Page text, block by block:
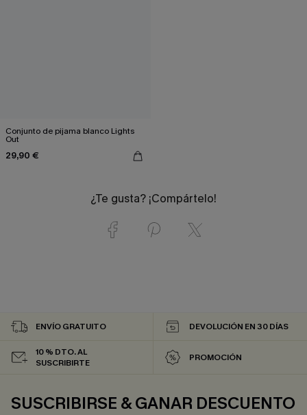
Conjunto de pijama blanco Lights
Out
29,90 €
¿Te gusta? ¡Compártelo!
ENVÍO GRATUITO DEVOLUCIÓN EN 30 DÍAS
10 % DTO. AL
SUSCRIBIRTE
PROMOCIÓN
SUSCRIBIRSE & GANAR DESCUENTO